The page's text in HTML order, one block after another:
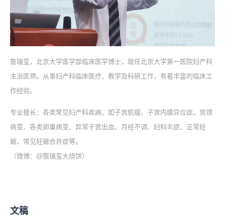
詹瑞玺，北京大学医学部临床医学博士，现任北京大学第一医院妇产科
主治医师。从事妇产科临床医疗、教学及科研工作，有着丰富的临床工
作经验。
专业擅长：各类常见妇产科疾病，如子宫肌瘤、子宫内膜异位症、宫颈
病变、各类卵巢病变、异常子宫出血、月经不调、妇科炎症、正常妊
娠、常见妊娠合并症等。
（微博：@詹瑞玺大烧饼）
文稿